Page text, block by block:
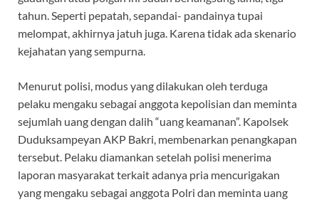
tahun. Seperti pepatah, sepandai- pandainya tupai
melompat, akhirnya jatuh juga. Karena tidak ada skenario
kejahatan yang sempurna.
Menurut polisi, modus yang dilakukan oleh terduga
pelaku mengaku sebagai anggota kepolisian dan meminta
sejumlah uang dengan dalih “uang keamanan”. Kapolsek
Duduksampeyan AKP Bakri, membenarkan penangkapan
tersebut. Pelaku diamankan setelah polisi menerima
laporan masyarakat terkait adanya pria mencurigakan
yang mengaku sebagai anggota Polri dan meminta uang